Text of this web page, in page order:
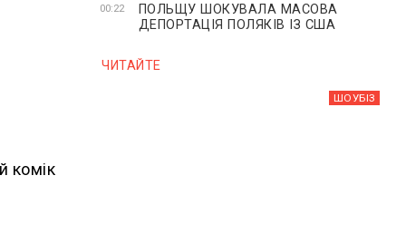
комік
00:22
ПОЛЬЩУ ШОКУВАЛА МАСОВА
ДЕПОРТАЦІЯ ПОЛЯКІВ ІЗ США
ЧИТАЙТЕ
ШОУБIЗ